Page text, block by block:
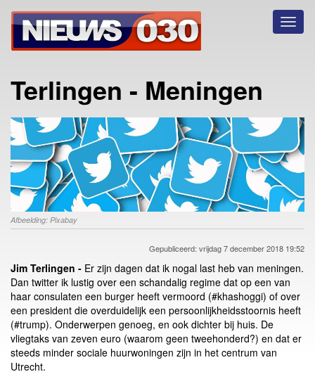
Terlingen - Meningen
Afbeelding: Pixabay
Gepubliceerd: vrijdag 7 december 2018 19:52
Jim Terlingen - Er zijn dagen dat ik nogal last heb van meningen.
Dan twitter ik lustig over een schandalig regime dat op een van
haar consulaten een burger heeft vermoord (#khashoggi) of over
een president die overduidelijk een persoonlijkheidsstoornis heeft
(#trump). Onderwerpen genoeg, en ook dichter bij huis. De
vliegtaks van zeven euro (waarom geen tweehonderd?) en dat er
steeds minder sociale huurwoningen zijn in het centrum van
Utrecht.